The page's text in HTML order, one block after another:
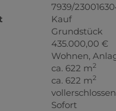
7939/
Kauf
Grundstück
435.000,00 €
Wohnen
ca. 622 m2
ca. 622 m2
vollerschlossen
Sofort